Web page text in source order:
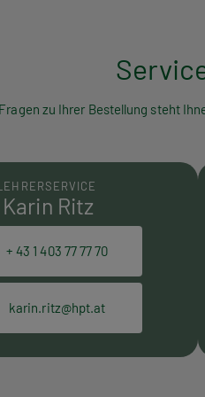
zu Ihrer Bestellung steht
Karin Ritz
+ 43 1 403 77 77 70
karin.ritz@hpt.at